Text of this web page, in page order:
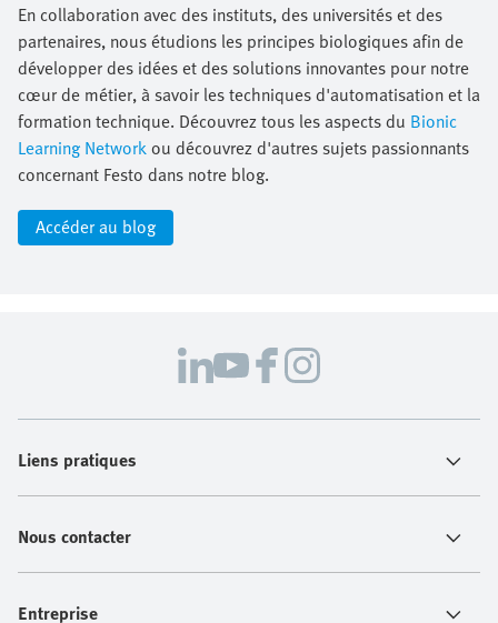
En collaboration avec des instituts, des universités et des
partenaires, nous étudions les principes biologiques afin de
développer des idées et des solutions innovantes pour notre
cœur de métier, à savoir les techniques d'automatisation et la
formation technique. Découvrez tous les aspects du Bionic
Learning Networkou découvrez d'autres sujets passionnants
concernant Festo dans notre blog.
Accéder au blog
Liens pratiques
Nous contacter
Entreprise